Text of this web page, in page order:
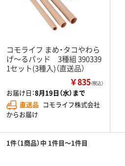
コモライフ まめ・タコやわら
げ～るパッド 3種組 390339
1セット(3種入)（直送品）
￥835（税込）
お届け日：8月19日（水）まで
直送品 コモライフ株式会社
からお届け
1件（1商品）中 1件目～1件目